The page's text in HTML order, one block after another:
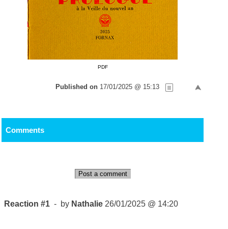
PDF
Published on 17/01/2025 @ 15:13
Comments
Post a comment
Reaction #1 - by Nathalie 26/01/2025 @ 14:20